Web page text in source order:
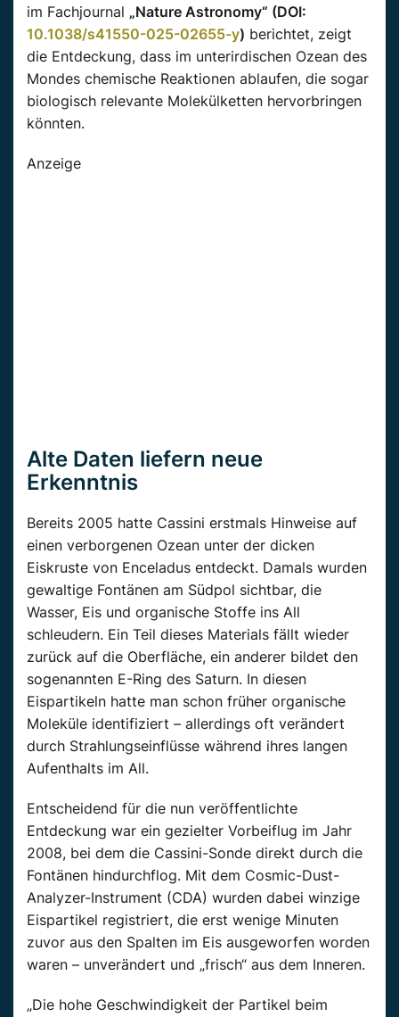
im Fachjournal „Nature Astronomy“ (DOI:
10.1038/s41550-025-02655-y) berichtet, zeigt
die Entdeckung, dass im unterirdischen Ozean des
Mondes chemische Reaktionen ablaufen, die sogar
biologisch relevante Molekülketten hervorbringen
könnten.
Anzeige
Alte Daten liefern neue
Erkenntnis
Bereits 2005 hatte Cassini erstmals Hinweise auf
einen verborgenen Ozean unter der dicken
Eiskruste von Enceladus entdeckt. Damals wurden
gewaltige Fontänen am Südpol sichtbar, die
Wasser, Eis und organische Stoffe ins All
schleudern. Ein Teil dieses Materials fällt wieder
zurück auf die Oberfläche, ein anderer bildet den
sogenannten E-Ring des Saturn. In diesen
Eispartikeln hatte man schon früher organische
Moleküle identifiziert – allerdings oft verändert
durch Strahlungseinflüsse während ihres langen
Aufenthalts im All.
Entscheidend für die nun veröffentlichte
Entdeckung war ein gezielter Vorbeiflug im Jahr
2008, bei dem die Cassini-Sonde direkt durch die
Fontänen hindurchflog. Mit dem Cosmic-Dust-
Analyzer-Instrument (CDA) wurden dabei winzige
Eispartikel registriert, die erst wenige Minuten
zuvor aus den Spalten im Eis ausgeworfen worden
waren – unverändert und „frisch“ aus dem Inneren.
„Die hohe Geschwindigkeit der Partikel beim